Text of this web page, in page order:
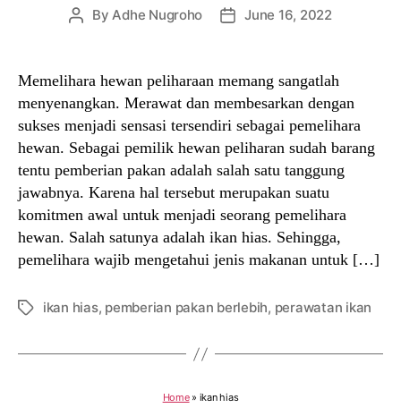
PostByAdhe Nugroho
PostJune 16, 2022
Memelihara hewan peliharaan memang sangatlah
menyenangkan. Merawat dan membesarkan dengan
sukses menjadi sensasi tersendiri sebagai pemelihara
hewan. Sebagai pemilik hewan peliharan sudah barang
tentu pemberian pakan adalah salah satu tanggung
jawabnya. Karena hal tersebut merupakan suatu
komitmen awal untuk menjadi seorang pemelihara
hewan. Salah satunya adalah ikan hias. Sehingga,
pemelihara wajib mengetahui jenis makanan untuk […]
Tagsikan hias, pemberian pakan berlebih, perawatan ikan
Home» ikan hias